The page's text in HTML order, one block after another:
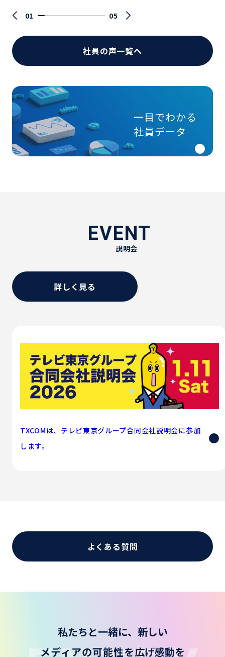
01 05
社員の声一覧へ
一目でわかる
社員データ
EVENT
説明会
詳しく見る
TXCOMは、テレビ東京グループ合同会社説明会に参加
します。
よくある質問
私たちと一緒に、新しい
メディアの可能性を広げ感動を